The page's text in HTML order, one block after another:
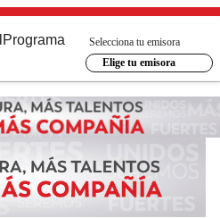
Programa
Selecciona tu emisora
Elige tu emisora